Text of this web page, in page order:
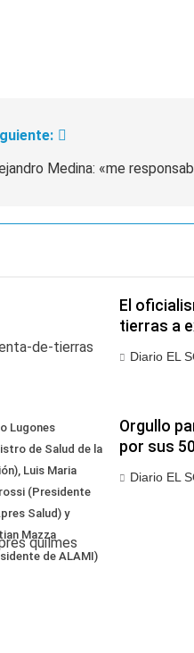
Medina: «me
El
tierras a
Diario EL
Lugones
de Salud de la
Luis Maria
(Presidente
Salud) y
Mazza
de ALAMI)
Orgullo
por sus
Diario EL